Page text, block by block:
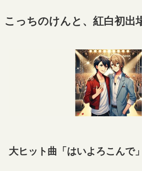
こっちのけんと、紅白初出
大ヒット曲「はいよろこんで